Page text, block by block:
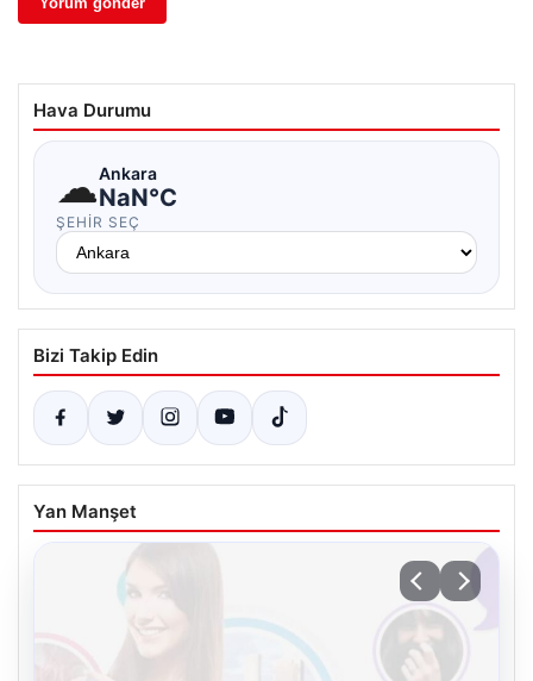
Hava Durumu
☁Ankara
NaN°C
ŞEHIR SEÇ
Bizi Takip Edin
Yan Manşet